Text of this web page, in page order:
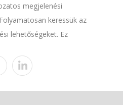
megjelenési
keressük az
lehetőségeket. Ez